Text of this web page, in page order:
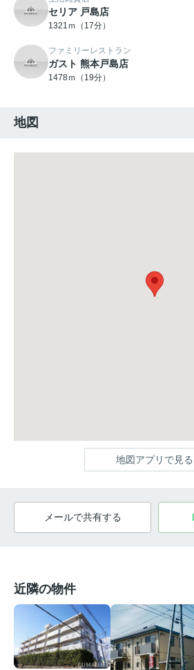
セリア 戸島店
1321ｍ（17分）
ファミリーレストラン
ガスト 熊本戸島店
1478ｍ（19分）
地図
地図アプリで見る
メールで共有する
近隣の物件